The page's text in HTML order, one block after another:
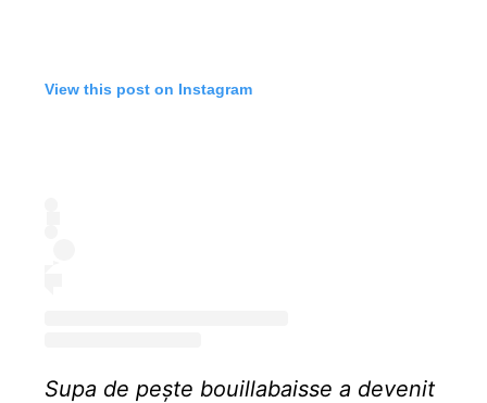
View this post on Instagram
Supa de pește bouillabaisse a devenit